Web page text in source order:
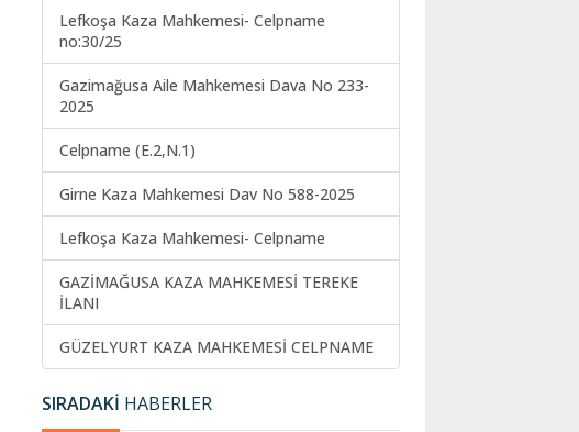
Lefkoşa Kaza Mahkemesi- Celpname
no:30/25
Gazimağusa Aile Mahkemesi Dava No 233-
2025
Celpname (E.2,N.1)
Girne Kaza Mahkemesi Dav No 588-2025
Lefkoşa Kaza Mahkemesi- Celpname
GAZİMAĞUSA KAZA MAHKEMESİ TEREKE
İLANI
GÜZELYURT KAZA MAHKEMESİ CELPNAME
SIRADAKİ HABERLER